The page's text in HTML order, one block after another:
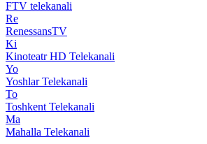
FTV telekanali
Re
RenessansTV
Ki
Kinoteatr HD Telekanali
Yo
Yoshlar Telekanali
To
Toshkent Telekanali
Ma
Mahalla Telekanali